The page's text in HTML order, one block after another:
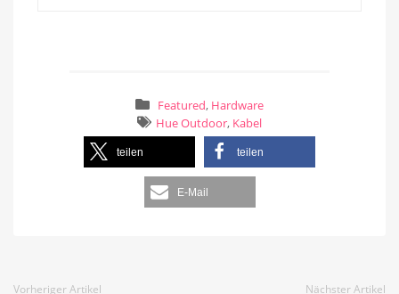
Featured, Hardware
Hue Outdoor, Kabel
teilen teilen
E-Mail
Vorheriger Artikel Nächster Artikel